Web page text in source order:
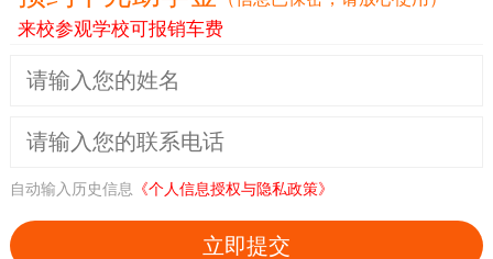
来校参观学校可报销车费
自动输入历史信息 《个人信息授权与隐私政策》
立即提交